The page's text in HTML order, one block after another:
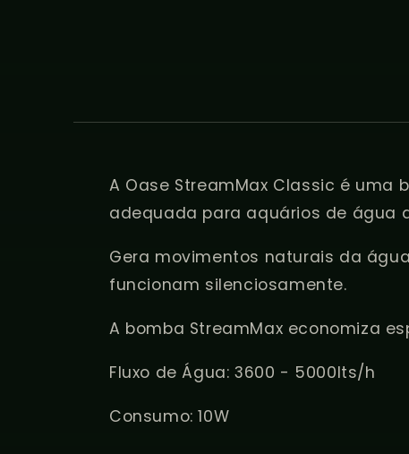
A Oase StreamMax Classic é
adequada para aquários de água
Gera movimentos naturais da
funcionam silenciosamente.
A bomba StreamMax economiza
Fluxo de Água: 3600 - 5000lts/h
Consumo: 10W